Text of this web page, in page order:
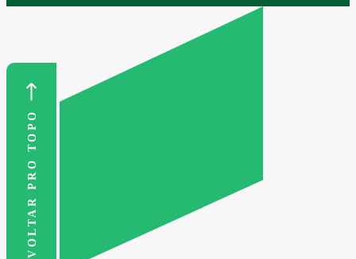
VOLTAR PRO TOPO